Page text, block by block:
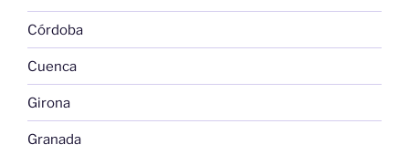
Córdoba
Cuenca
Girona
Granada